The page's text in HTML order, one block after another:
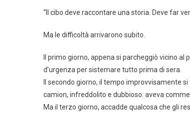
“Il cibo deve raccontare una storia. Deve far
Ma le difficoltà arrivarono subito.
Il primo giorno, appena si parcheggiò vicino
d’urgenza per sistemare tutto prima di sera.
Il secondo giorno, il tempo improvvisamente
camion, infreddolito e dubbioso: aveva
Ma il terzo giorno, accadde qualcosa che gli